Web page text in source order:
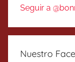
Seguir a
Nuestro